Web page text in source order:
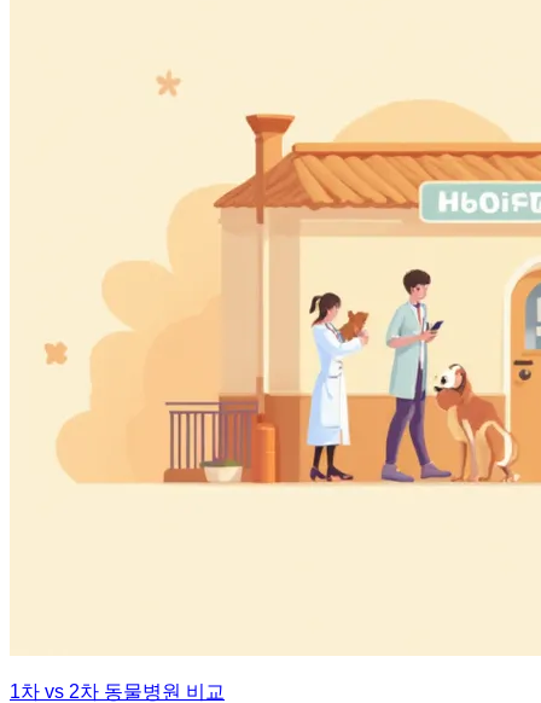
1차 vs 2차 동물병원 비교